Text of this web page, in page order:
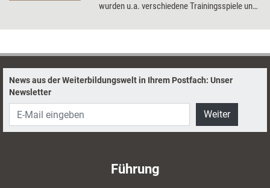
wurden u.a. verschiedene Trainingsspiele und
Präsentationstool.
News aus der Weiterbildungswelt in Ihrem Postfach: Unser
Newsletter
Weiter
Führung